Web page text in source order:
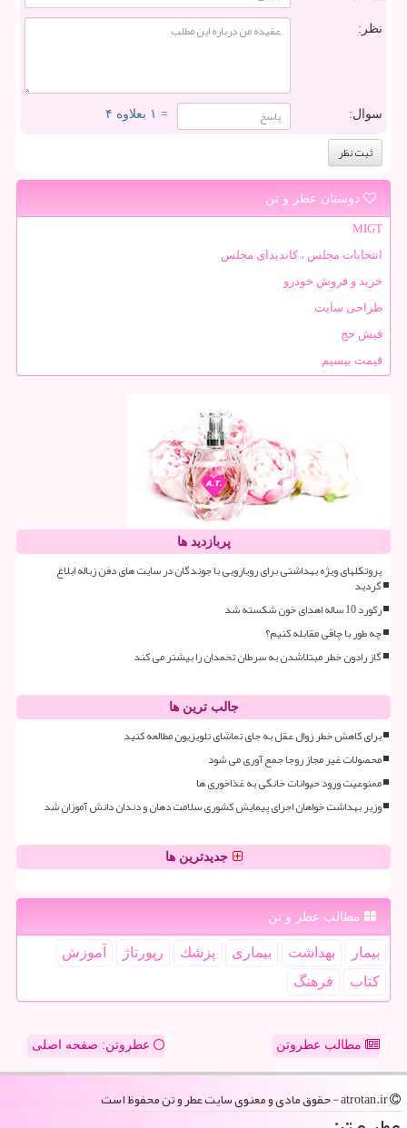
نظر:
سوال: = ۱ بعلاوه ۴
دوستان عطر و تن
MIGT
انتخابات مجلس ، کاندیدای مجلس
خرید و فروش خودرو
طراحی سایت
فیش حج
قیمت بیسیم
پربازدید ها
پروتکلهای ویژه بهداشتی برای رویارویی با جوندگان در سایت های دفن زباله ابلاغ
گردید
رکورد 10 ساله اهدای خون شکسته شد
چه طور با چاقی مقابله کنیم؟
گاز رادون خطر مبتلاشدن به سرطان تخمدان را بیشتر می کند
جالب ترین ها
برای کاهش خطر زوال عقل به جای تماشای تلویزیون مطالعه کنید
محصولات غیر مجاز روجا جمع آوری می شود
ممنوعیت ورود حیوانات خانگی به غذاخوری ها
وزیر بهداشت خواهان اجرای پیمایش کشوری سلامت دهان و دندان دانش آموزان شد
جدیدترین ها
مطالب عطر و تن
بیمار بهداشت بیماری پزشك رپورتاژ
آموزش
كتاب
فرهنگ
مطالب عطروتن عطروتن: صفحه اصلی